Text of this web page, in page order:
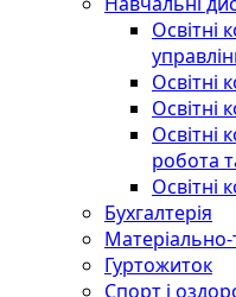
Освітні
Освітні
Освітні
Освітні
робота
Освітні
Бухгалтерія
Матеріально-
Гуртожиток
Спорт і